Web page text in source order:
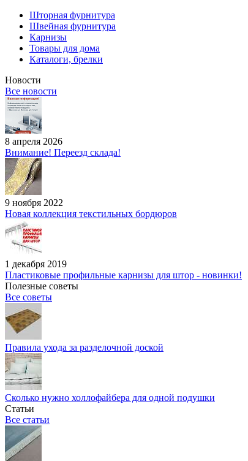
Шторная фурнитура
Швейная фурнитура
Карнизы
Товары для дома
Каталоги, брелки
Новости
Все новости
8 апреля 2026
Внимание! Переезд склада!
9 ноября 2022
Новая коллекция текстильных бордюров
1 декабря 2019
Пластиковые профильные карнизы для штор - новинки!
Полезные советы
Все советы
Правила ухода за разделочной доской
Сколько нужно холлофайбера для одной подушки
Статьи
Все статьи